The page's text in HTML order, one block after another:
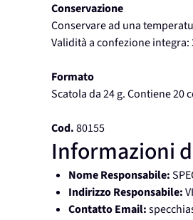
Conservazione
Conservare ad una
Validità a confezione integra:
Formato
Scatola da 24 g. Contiene 20
Cod.80155
Informazioni
Nome Responsabile:
Indirizzo Responsabile:
Contatto Email: